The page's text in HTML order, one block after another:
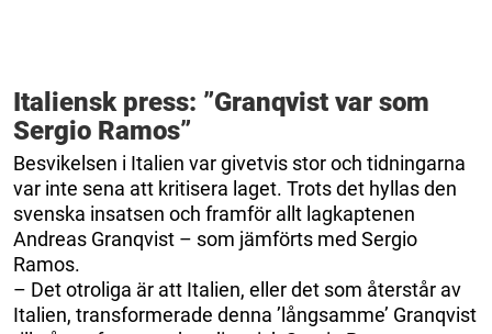
Italiensk press: ”Granqvist var som
Sergio Ramos”
Besvikelsen i Italien var givetvis stor och tidningarna
var inte sena att kritisera laget. Trots det hyllas den
svenska insatsen och framför allt lagkaptenen
Andreas Granqvist – som jämförts med Sergio
Ramos.
– Det otroliga är att Italien, eller det som återstår av
Italien, transformerade denna ’långsamme’ Granqvist